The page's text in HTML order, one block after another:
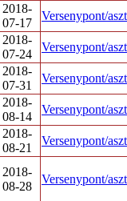
2018-
07-17
Versenypont/
2018-
07-24
Versenypont/
2018-
07-31
Versenypont/
2018-
08-14
Versenypont/
2018-
08-21
Versenypont/
2018-
08-28
Versenypont/